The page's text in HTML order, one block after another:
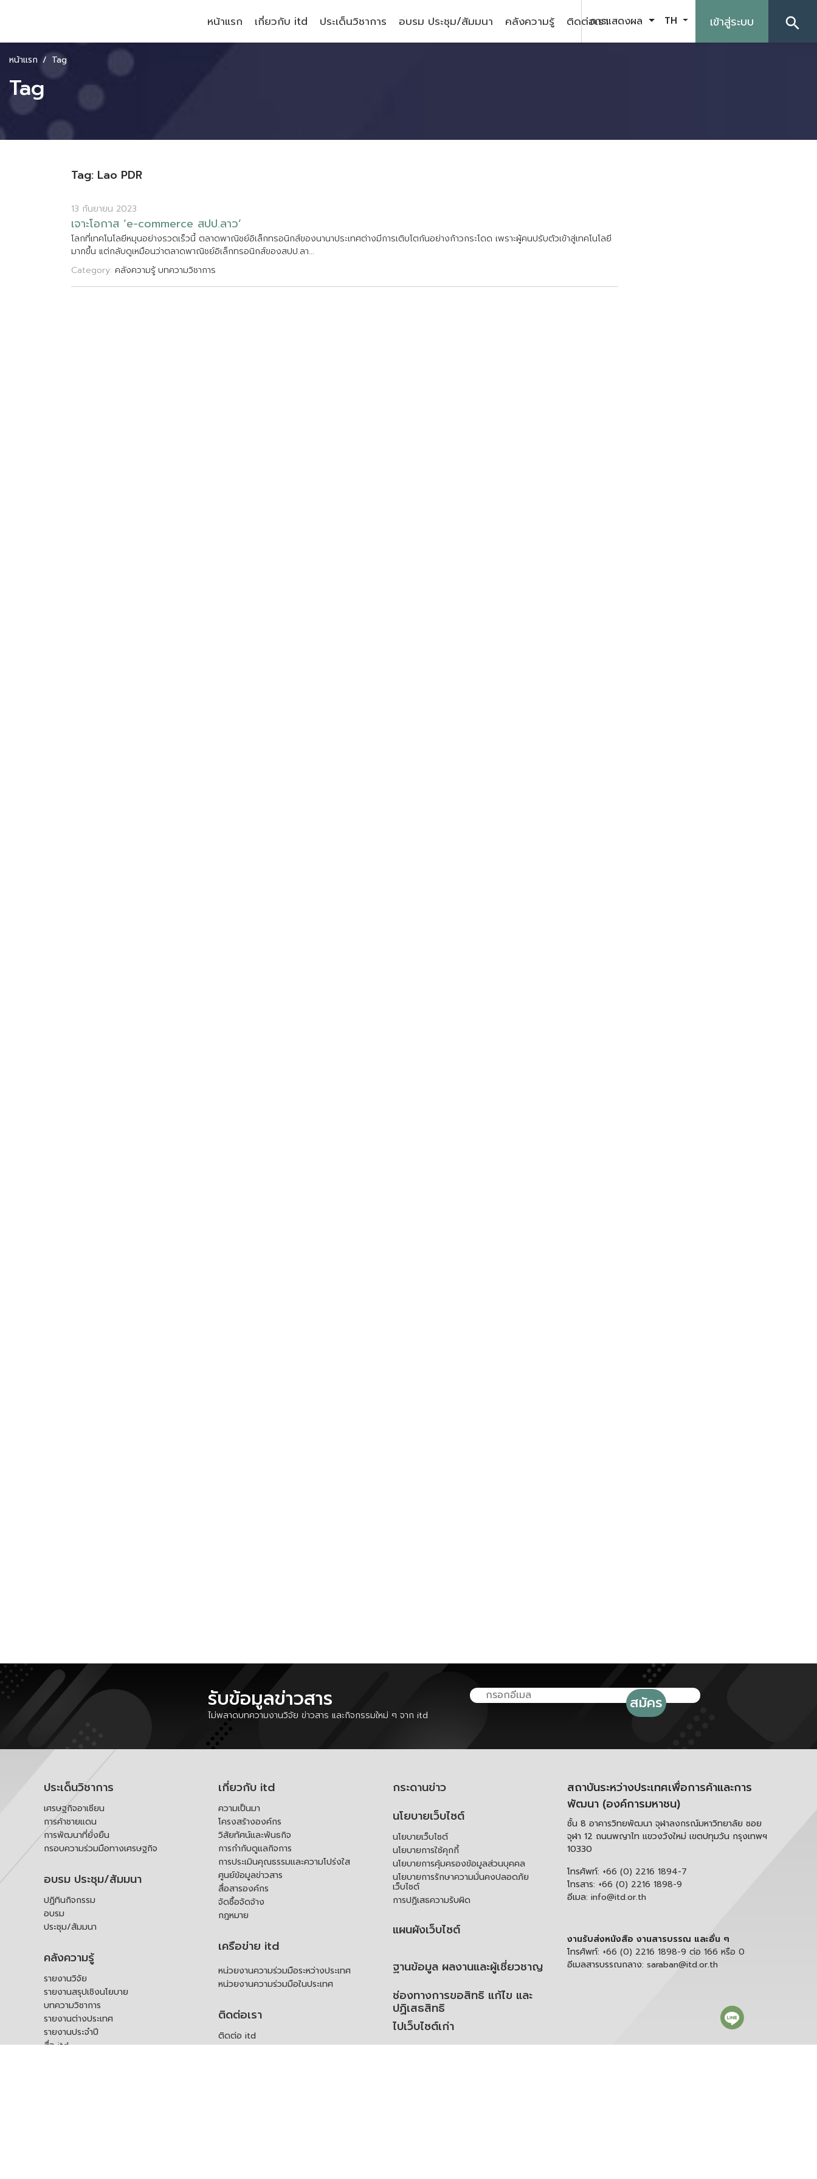
หน้าแรก เกี่ยวกับ itd ประเด็นวิชาการ อบรม ประชุม/สัมมนา คลังความรู้ ติดต่อเราการแสดงผล TH เข้าสู่ระบบ search
หน้าแรก Tag
Tag
Tag: Lao PDR
13 กันยายน 2023
เจาะโอกาส ‘e-commerce สปป.ลาว’
โลกทเทคโนโลยหมนอยางรวดเรวน ตลาดพาณชยอเลกทรอนกสของนานาประเทศตางมการเตบโตกนอยางกาวกระโดด เพราะผคนปรบตวเขาสเทคโนโลย
มากขน แตกลบดเหมอนวาตลาดพาณชยอเลกทรอนกสของสปป.ลา...
Category: คลังความรู้บทความวิชาการ
รับข้อมูลข่าวสาร
ไม่พลาดบทความงานวิจัย ข่าวสาร และกิจกรรมใหม่ ๆ จาก itd
ประเด็นวิชาการ
เศรษฐกิจอาเซียน
การค้าชายแดน
การพัฒนาที่ยั่งยืน
กรอบความร่วมมือทางเศรษฐกิจ
อบรม ประชุม/สัมมนา
ปฏิทินกิจกรรม
อบรม
ประชุม/สัมมนา
คลังความรู้
รายงานวิจัย
รายงานสรุปเชิงนโยบาย
บทความวิชาการ
รายงานต่างประเทศ
รายงานประจำปี
สื่อ itd
เกี่ยวกับ itd
ความเป็นมา
โครงสร้างองค์กร
วิสัยทัศน์และพันธกิจ
การกำกับดูแลกิจการ
การประเมินคุณธรรมและความโปร่งใส
ศูนย์ข้อมูลข่าวสาร
สื่อสารองค์กร
จัดซื้อจัดจ้าง
กฎหมาย
เครือข่าย itd
หน่วยงานความร่วมมือระหว่างประเทศ
หน่วยงานความร่วมมือในประเทศ
ติดต่อเรา
ติดต่อ itd
กระดานข่าว
นโยบายเว็บไซต์
นโยบายเว็บไซต์
นโยบายการใช้คุกกี้
นโยบายการคุ้มครองข้อมูลส่วนบุคคล
นโยบายการรักษาความมั่นคงปลอดภัย
เว็บไซต์
การปฏิเสธความรับผิด
แผนผังเว็บไซต์
ฐานข้อมูล ผลงานและผู้เชี่ยวชาญ
ช่องทางการขอสิทธิ แก้ไข และ
ปฏิเสธสิทธิ
ไปเว็บไซต์เก่า
สถาบันระหว่างประเทศเพื่อการค้าและการ
พัฒนา (องค์การมหาชน)
ชั้น 8 อาคารวิทยพัฒนา จุฬาลงกรณ์มหาวิทยาลัย ซอย
จุฬา 12 ถนนพญาไท แขวงวังใหม่ เขตปทุมวัน กรุงเทพฯ
10330
โทรศัพท์: +66 (0) 2216 1894-7
โทรสาร: +66 (0) 2216 1898-9
อีเมล: info@itd.or.th
งานรับส่งหนังสือ งานสารบรรณ และอื่น ๆ
โทรศัพท์: +66 (0) 2216 1898-9 ต่อ 166 หรือ 0
อีเมลสารบรรณกลาง: saraban@itd.or.th